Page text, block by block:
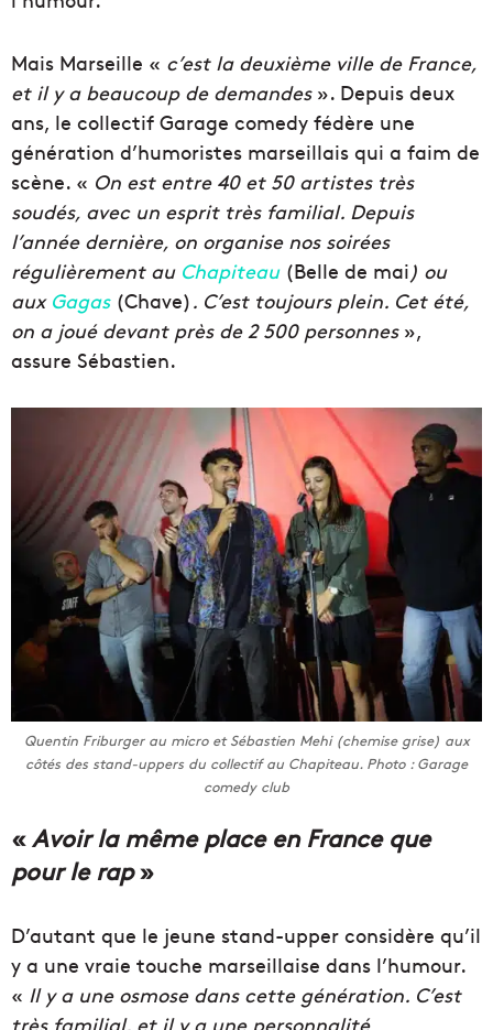
Mais Marseille « c’est la deuxième ville de France,
et il y a beaucoup de demandes». Depuis deux
ans, le collectif Garage comedy fédère une
génération d’humoristes marseillais qui a faim de
scène. « On est entre 40 et 50 artistes très
soudés, avec un esprit très familial. Depuis
l’année dernière, on organise nos soirées
régulièrement au Chapiteau (Belle de mai) ou
aux Gagas (Chave). C’est toujours plein. Cet été,
on a joué devant près de 2 500 personnes»,
assure Sébastien.
Quentin Friburger au micro et Sébastien Mehi (chemise grise) aux
côtés des stand-uppers du collectif au Chapiteau. Photo : Garage
comedy club
«Avoir la même place en France que
pour le rap»
D’autant que le jeune stand-upper considère qu’il
y a une vraie touche marseillaise dans l’humour.
« Il y a une osmose dans cette génération. C’est
très familial, et il y a une personnalité